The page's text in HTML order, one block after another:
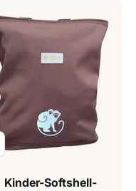
Kinder-Softshell-